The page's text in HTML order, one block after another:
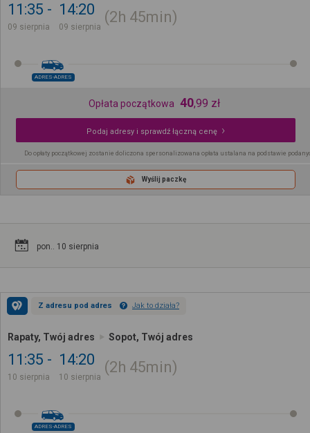
11:35
09 sierpnia
14:20
09 sierpnia
2h 45min
ADRES-ADRES
Opłata początkowa 40,99 zł
Podaj adresy i sprawdź łączną cenę
Do opłaty początkowej zostanie doliczona spersonalizowana opłata ustalana na podstawie
Wyślij paczkę
pon.. 10 sierpnia
Z adresu pod adres Jak to działa?
Rapaty, Twój adres Sopot, Twój adres
11:35
10 sierpnia
14:20
10 sierpnia
2h 45min
ADRES-ADRES